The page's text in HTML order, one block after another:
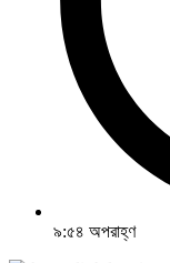
৯:৫৪ অপরাহ্ণ